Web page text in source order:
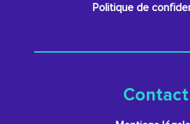
Politique de
Contact